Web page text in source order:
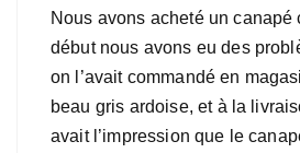
Nous avons acheté un canapé
début nous avons eu des
on l’avait commandé en
beau gris ardoise, et à la
avait l’impression que le